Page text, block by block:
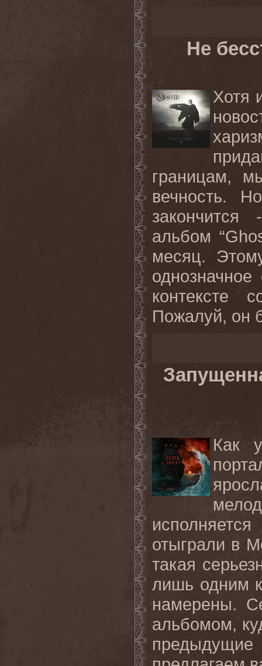
Не
Хотя
границам,
вечность.
альбом
месяц.
контексте
Пожалуй, он
Как
отыграли в
такая
лишь одним
намерены.
альбомом,